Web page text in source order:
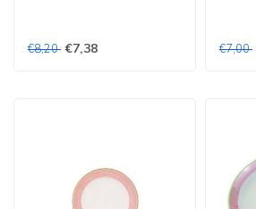
€8,20 €7,38 €7,00